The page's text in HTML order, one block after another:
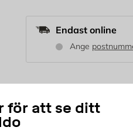
för att se ditt
Endast online
Ange